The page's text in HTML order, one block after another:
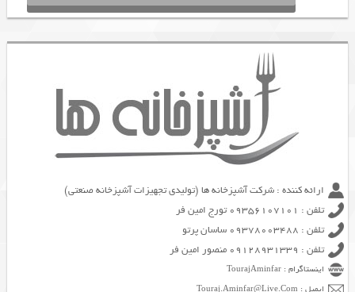
ارائه کننده : شرکت آشپزخانه ها (تولیدی تجهیزات آشپزخانه صنعتی)
تلفن : 09356107101 تورج امین فر
تلفن : 09378003488 ساسان پرتو
تلفن : 09128931339 منصور امین فر
اینستاگرام : TourajAminfar